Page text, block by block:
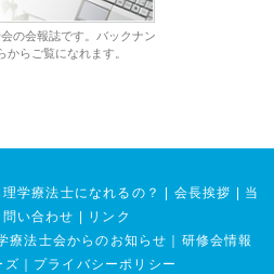
の会報誌です。バックナン
からご覧になれます。
学療法士になれるの？ 会長挨拶
当
問い合わせ
リンク
療法士会からのお知らせ
研修会情報
ズ
プライバシーポリシー